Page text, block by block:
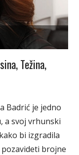
Težina,
Badrić je jedno
a svoj vrhunski
bi izgradila
brojne